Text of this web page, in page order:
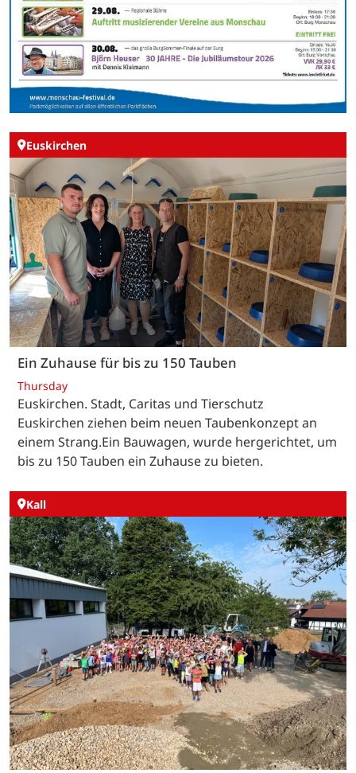
Euskirchen
Ein Zuhause für bis zu 150 Tauben
Thursday
Euskirchen. Stadt, Caritas und Tierschutz
Euskirchen ziehen beim neuen Taubenkonzept an
einem Strang.Ein Bauwagen, wurde hergerichtet, um
bis zu 150 Tauben ein Zuhause zu bieten.
Kall